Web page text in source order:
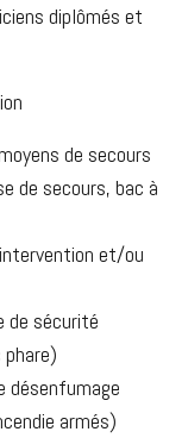
diplômés et
de secours
de secours, bac à
et/ou
de sécurité
désenfumage
armés)